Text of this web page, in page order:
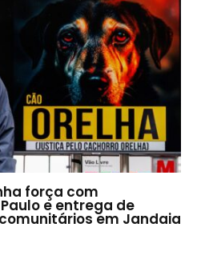
força com
e entrega de
em Jandaia